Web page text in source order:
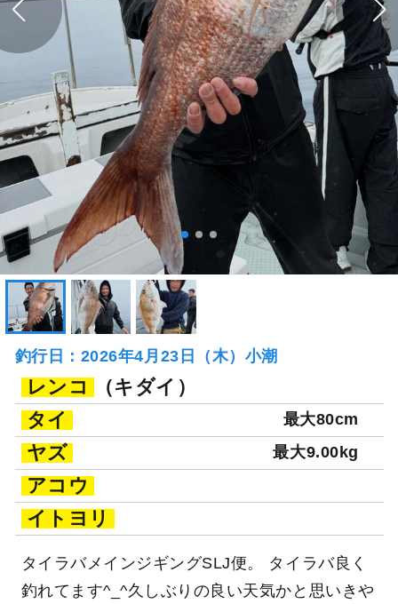
釣行日：2026年4月23日（木）小潮
レンコ
（キダイ）
タイ
最大80cm
ヤズ 最大9.00kg
アコウ
イトヨリ
タイラバメインジギングSLJ便。 タイラバ良く
釣れてます^_^久しぶりの良い天気かと思いきや